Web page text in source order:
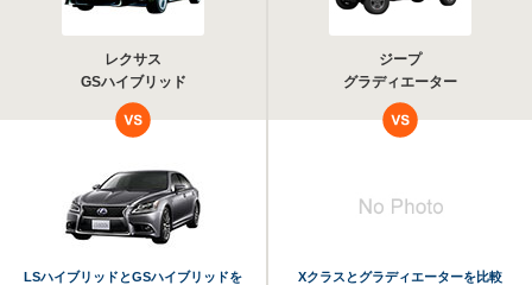
レクサス
GSハイブリッド
ジープ
グラディエーター
LSハイブリッドとGSハイブリッドを
Xクラスとグラディエーターを比較